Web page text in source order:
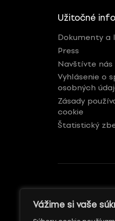
Vážime si vaše
Užitočné
Dokumenty a
Press
Navštívte nás
Vyhlásenie o
osobných
Zásady
cookie
Štatistický
GENERÁLNY